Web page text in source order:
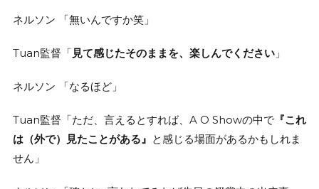
ネルソン 「無いんですか笑」
Tuan監督「 見て感じたそのままを、楽しんでください」
ネルソン 「なるほど」
Tuan監督「ただ、言えるとすれば、A O Showの中で『これ
は（外で）見たことがある』 と感じる場面があるかもしれま
せん」